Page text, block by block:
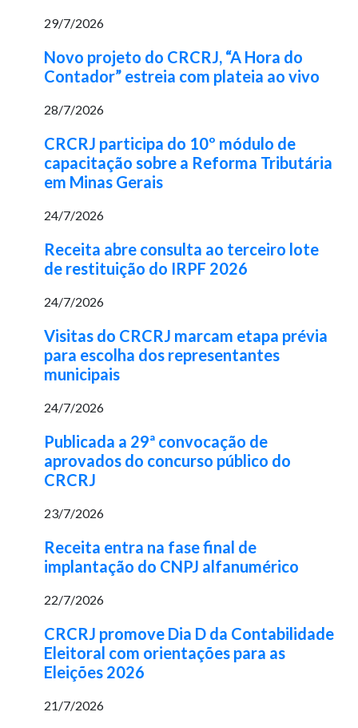
29/7/2026
Novo projeto do CRCRJ, “A Hora do
Contador” estreia com plateia ao vivo
28/7/2026
CRCRJ participa do 10º módulo de
capacitação sobre a Reforma Tributária
em Minas Gerais
24/7/2026
Receita abre consulta ao terceiro lote
de restituição do IRPF 2026
24/7/2026
Visitas do CRCRJ marcam etapa prévia
para escolha dos representantes
municipais
24/7/2026
Publicada a 29ª convocação de
aprovados do concurso público do
CRCRJ
23/7/2026
Receita entra na fase final de
implantação do CNPJ alfanumérico
22/7/2026
CRCRJ promove Dia D da Contabilidade
Eleitoral com orientações para as
Eleições 2026
21/7/2026